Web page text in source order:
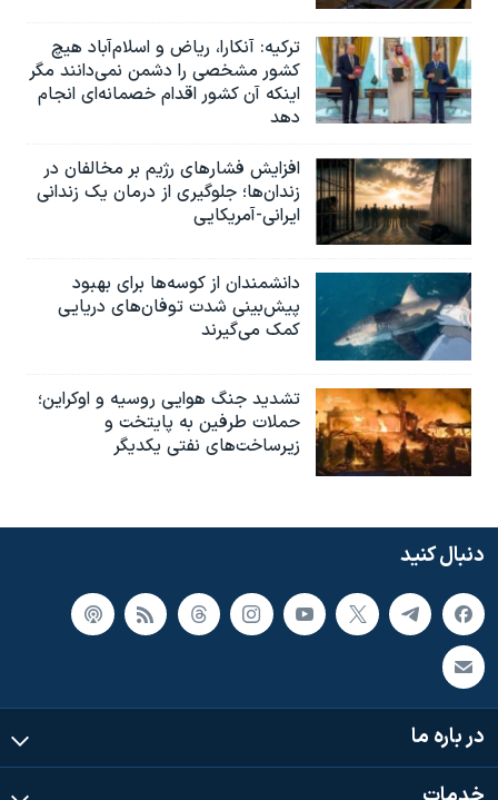
ترکیه: آنکارا، ریاض و اسلام‌آباد هیچ
کشور مشخصی را دشمن نمی‌دانند مگر
اینکه آن کشور اقدام خصمانه‌ای انجام
دهد
افزایش فشارهای رژیم بر مخالفان در
زندان‌ها؛ جلوگیری از درمان یک زندانی
ایرانی-آمریکایی
دانشمندان از کوسه‌ها برای بهبود
پیش‌بینی شدت توفان‌های دریایی
کمک می‌گیرند
تشدید جنگ هوایی روسیه و اوکراین؛
حملات طرفین به پایتخت‌ و
زیرساخت‌های نفتی یکدیگر
دنبال کنید
در باره ما